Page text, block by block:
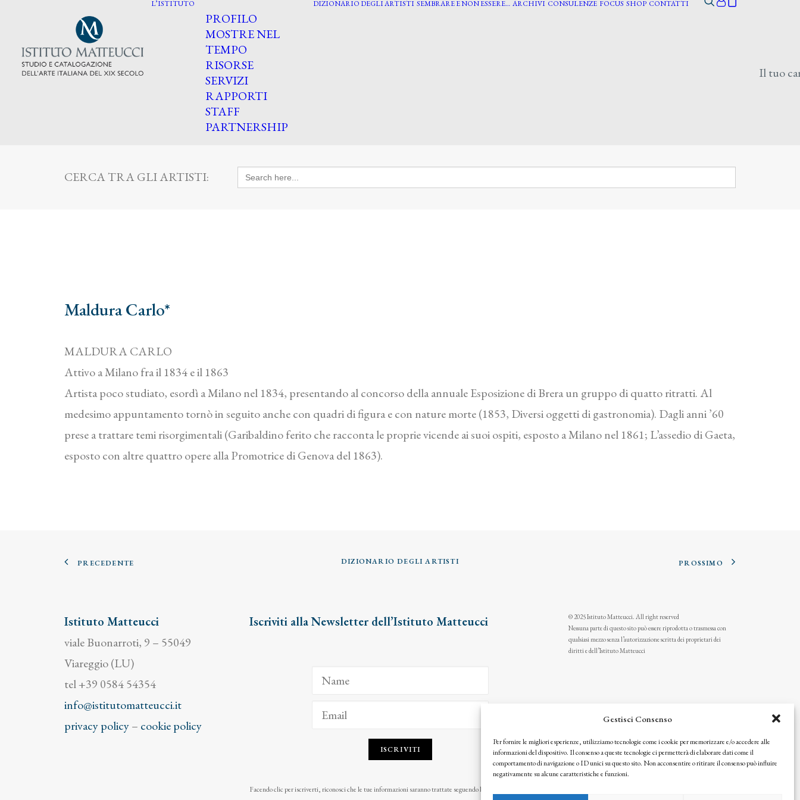
Gestisci Consenso
Per fornire le migliori esperienze, utilizziamo tecnologie come i cookie per memorizzare e/o accedere alle
informazioni del dispositivo. Il consenso a queste tecnologie ci permetterà di elaborare dati come il
comportamento di navigazione o ID unici su questo sito. Non acconsentire o ritirare il consenso può influire
negativamente su alcune caratteristiche e funzioni.
L’ISTITUTO
PROFILO
MOSTRE NEL
TEMPO
RISORSE
SERVIZI
RAPPORTI
STAFF
PARTNERSHIP
DIZIONARIO DEGLI ARTISTI SEMBRARE E NON ESSERE… ARCHIVI CONSULENZE FOCUS SHOP CONTATTI
Il tuo
CERCA TRA GLI ARTISTI: Search
for:
Maldura Carlo*
MALDURA CARLO
Attivo a Milano fra il 1834 e il 1863
Artista poco studiato, esordì a Milano nel 1834, presentando al concorso della annuale Esposizione di Brera un gruppo di quatto ritratti. Al
medesimo appuntamento tornò in seguito anche con quadri di figura e con nature morte (1853, Diversi oggetti di gastronomia). Dagli anni ’60
prese a trattare temi risorgimentali (Garibaldino ferito che racconta le proprie vicende ai suoi ospiti, esposto a Milano nel 1861; L’assedio di Gaeta,
esposto con altre quattro opere alla Promotrice di Genova del 1863).
PRECEDENTE DIZIONARIO DEGLI ARTISTI PROSSIMO
Istituto Matteucci
viale Buonarroti, 9 – 55049
Viareggio (LU)
tel +39 0584 54354
info@istitutomatteucci.it
privacy policy– cookie policy
Iscriviti alla Newsletter dell’Istituto Matteucci
ISCRIVITI
Facendo clic per iscriverti, riconosci che le tue informazioni saranno trattate seguendo la nostra
© 2025 Istituto Matteucci. All right reserved
Nessuna parte di questo sito può essere riprodotta o trasmessa con
qualsiasi mezzo senza l’autorizzazione scritta dei proprietari dei
diritti e dell’Istituto Matteucci